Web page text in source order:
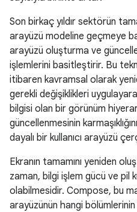
Son birkaç yıldır sektörün
arayüzü modeline geçmeye
arayüzü oluşturma ve
işlemlerini basitleştirir. Bu
itibaren kavramsal olarak
gerekli değişiklikleri
bilgisi olan bir görünüm
güncellenmesinin
dayalı bir kullanıcı arayüzü
Ekranın tamamını yeniden
zaman, bilgi işlem gücü ve pil
olabilmesidir. Compose, bu
arayüzünün hangi